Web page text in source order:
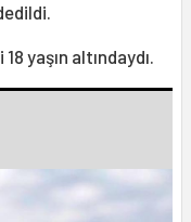
yaşın altındaydı.